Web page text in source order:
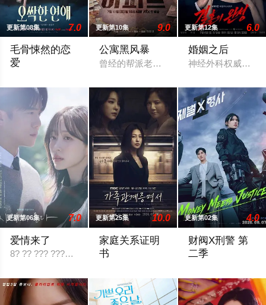
更新第08集 7.0
毛骨悚然的恋
爱
更新第10集 9.0
公寓黑风暴
曾经的帮派老大急需现金，于是和有志成
更新第12集 6.0
婚姻之后
神经外科权威姜泰
更新第06集 7.0
爱情来了
8? ?? ??? ???? ?? OSEN? “??? KBS2 ? ?? ???
更新第25集 10.0
家庭关系证明
书
更新第02集 4.0
财阀X刑警 第
二季